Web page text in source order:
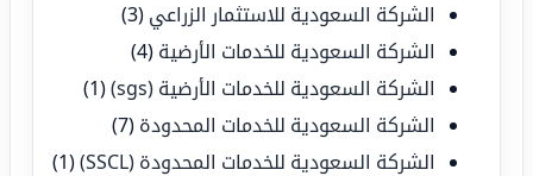
الشركة السعودية للاستثمار الزراعي (3)
الشركة السعودية للخدمات الأرضية (4)
الشركة السعودية للخدمات الأرضية (sgs)
(1)
الشركة السعودية للخدمات المحدودة (7)
الشركة السعودية للخدمات المحدودة (SSCL)
(1)